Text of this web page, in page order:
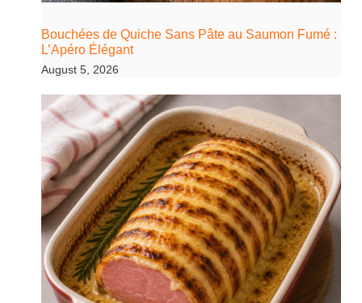
Bouchées de Quiche Sans Pâte au Saumon Fumé :
L’Apéro Élégant
August 5, 2026